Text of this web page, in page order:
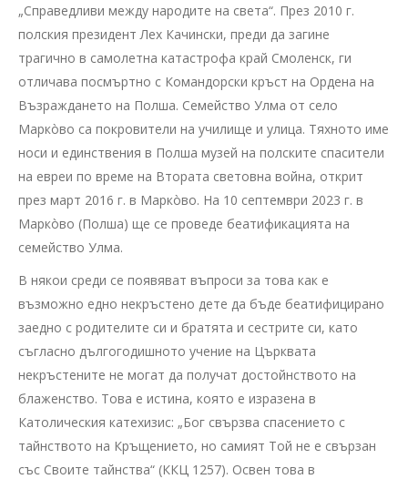
„Справедливи между народите на света“. През 2010 г.
полския президент Лех Качински, преди да загине
трагично в самолетна катастрофа край Смоленск, ги
отличава посмъртно с Командорски кръст на Ордена на
Възраждането на Полша. Семейство Улма от село
Маркòво са покровители на училище и улица. Тяхното име
носи и единствения в Полша музей на полските спасители
на евреи по време на Втората световна война, открит
през март 2016 г. в Маркòво. На 10 септември 2023 г. в
Маркòво (Полша) ще се проведе беатификацията на
семейство Улма.
В някои среди се появяват въпроси за това как е
възможно едно некръстено дете да бъде беатифицирано
заедно с родителите си и братята и сестрите си, като
съгласно дългогодишното учение на Църквата
некръстените не могат да получат достойнството на
блаженство. Това е истина, която е изразена в
Католическия катехизис: „Бог свързва спасението с
тайнството на Кръщението, но самият Той не е свързан
със Своите тайнства“ (ККЦ 1257). Освен това в